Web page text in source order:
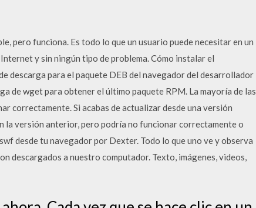
pero funciona. Es todo lo que un usuario puede necesitar en un
y sin ningún tipo de problema. Cómo instalar el
descarga para el paquete DEB del navegador del desarrollador
de wget para obtener el último paquete RPM. La mayoría de las
correctamente. Si acabas de actualizar desde una versión
versión anterior, pero podría no funcionar correctamente o
desde tu navegador por Dexter. Todo lo que uno ve y observa
descargados a nuestro computador. Texto, imágenes, videos,